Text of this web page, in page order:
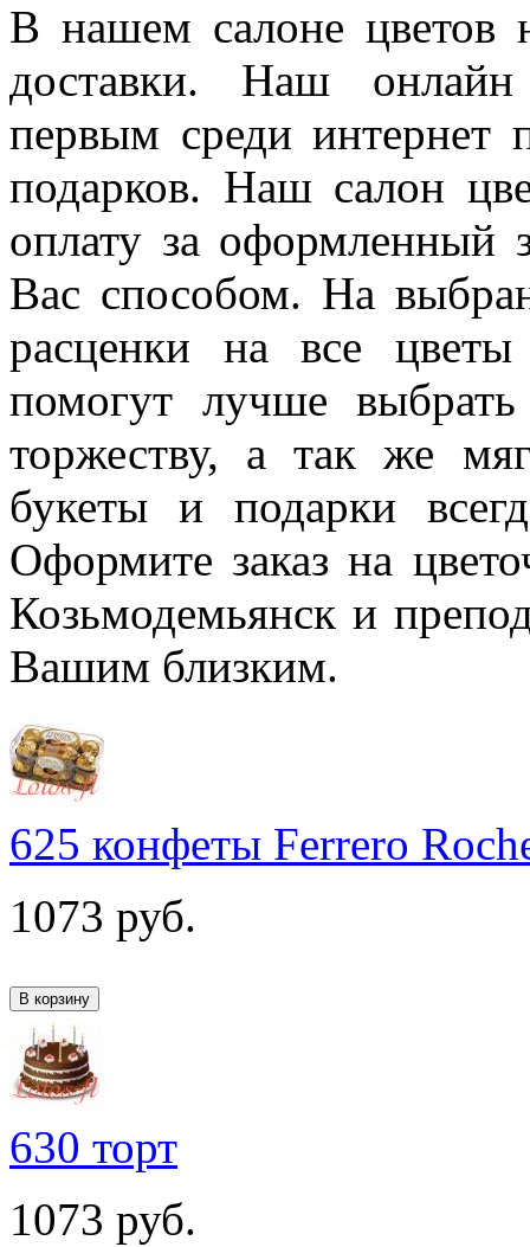
В нашем салоне цветов
доставки. Наш онлайн
первым среди интернет
подарков. Наш салон
оплату за оформленный
Вас способом. На
расценки на все
помогут лучше
торжеству, а так же
букеты и подарки
Оформите заказ на
Козьмодемьянск и
Вашим близким.
625 конфеты Ferrero
1073 руб.
630 торт
1073 руб.